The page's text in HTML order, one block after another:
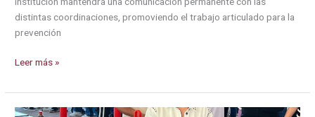
distintas coordinaciones, promoviendo el trabajo articulado para la
prevención
COEPRISS
la
vigilancia
Leer más »